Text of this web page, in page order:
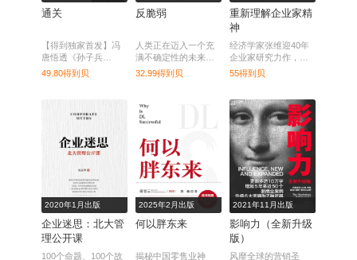
通关
【得到独家首发】冯
唐悟透《孙子兵
法》，解密职场致胜
49.80得到贝
反脆弱
人类正在迈入一个充
满不确定性的未来，
在那里，现有的确定
时代的终极生存指
南。
32.99得到贝
重新理解企业家精
神
经济学家张维迎40年
企业家研究力作，回
归商业原点，直击市
企业家精神。
55得到贝
2020年1月出版
企业迷思：北大管
理公开课
100个命题、100个故
2025年2月出版
何以胖东来
揭秘中国零售业神
2021年11月出版
影响力（全新升级
版）
风靡全球的营销圣